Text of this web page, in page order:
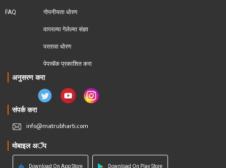
FAQ गोपनीयता धोरण
वापरल्या गेलेल्या संज्ञा
परतावा धोरण
पेपरबॅक प्रकाशित करा
अनुसरण करा
संपर्क करा
info@matrubharti.com
मोबाइल अॅप
Download On App Store Download On Play Store